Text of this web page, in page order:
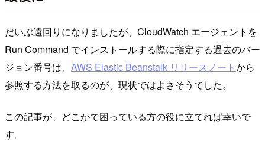
だいぶ遠回りになりましたが、CloudWatch エージェントを
Run Command でインストールする際に指定する過去のバー
ジョン番号は、 AWS Elastic Beanstalk リリースノートから
参照する方法を取るのが、現状ではよさそうでした。
この記事が、どこかで困っている方の役に立てれば幸いで
す。